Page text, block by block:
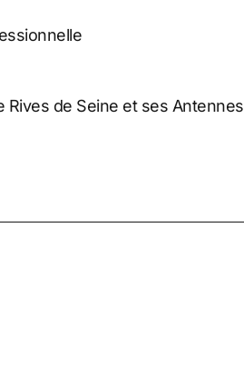
Rives de Seine et ses Antennes